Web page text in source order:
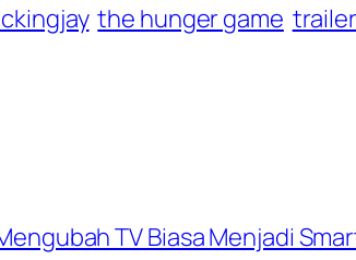
the hunger game trailer
TV Biasa Menjadi